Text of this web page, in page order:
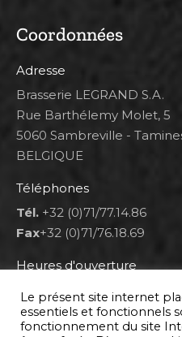
Coordonnées
Adresse
Brasserie LEGRAND S.A.
Rue Barthélemy Molet, 5
5060 Sambreville -
BELGIQUE
Téléphones
Tél. +32 (0)71/77.14.86
Fax+32 (0)71/76.18.69
Heures d'ouverture
Lun 8h00-12h00 et 12h30-
Mar au ven 8h00-12h00 et
Sam 9h00-16h00
Le présent site internet
essentiels et fonctionnels
fonctionnement du site